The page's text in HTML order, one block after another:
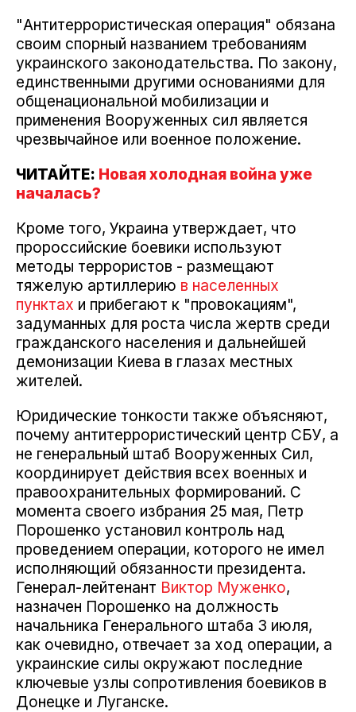
"Антитеррористическая операция" обязана
своим спорный названием требованиям
украинского законодательства. По закону,
единственными другими основаниями для
общенациональной мобилизации и
применения Вооруженных сил является
чрезвычайное или военное положение.
ЧИТАЙТЕ: Новая холодная война уже
началась?
Кроме того, Украина утверждает, что
пророссийские боевики используют
методы террористов - размещают
тяжелую артиллерию в населенных
пунктах и прибегают к "провокациям",
задуманных для роста числа жертв среди
гражданского населения и дальнейшей
демонизации Киева в глазах местных
жителей.
Юридические тонкости также объясняют,
почему антитеррористический центр СБУ, а
не генеральный штаб Вооруженных Сил,
координирует действия всех военных и
правоохранительных формирований. С
момента своего избрания 25 мая, Петр
Порошенко установил контроль над
проведением операции, которого не имел
исполняющий обязанности президента.
Генерал-лейтенант Виктор Муженко,
назначен Порошенко на должность
начальника Генерального штаба 3 июля,
как очевидно, отвечает за ход операции, а
украинские силы окружают последние
ключевые узлы сопротивления боевиков в
Донецке и Луганске.